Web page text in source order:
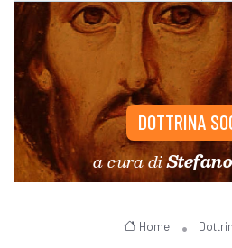
DOTTRINA
a cura di
Home